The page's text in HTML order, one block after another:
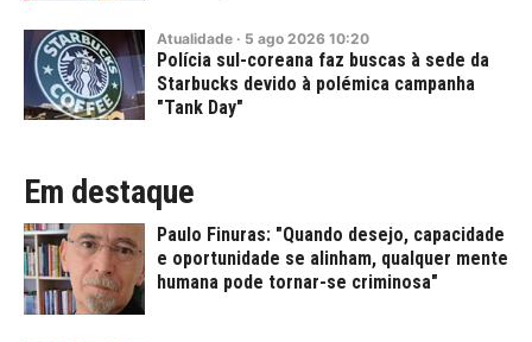
Atualidade · 5 ago 2026 10:20
Polícia sul-coreana faz buscas à sede da
Starbucks devido à polémica campanha
"Tank Day"
Em destaque
Paulo Finuras: "Quando desejo, capacidade
e oportunidade se alinham, qualquer mente
humana pode tornar-se criminosa"